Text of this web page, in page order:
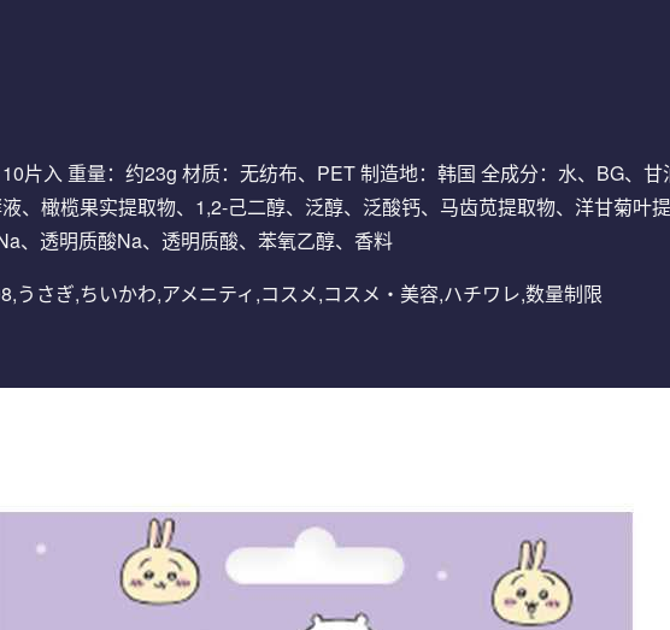
片入 重量：约23g 材质：无纺布、PET 制造地：韩国 全成分：水、BG、
、橄榄果实提取物、1,2-己二醇、泛醇、泛酸钙、马齿苋提取物、洋甘菊叶
、透明质酸Na、透明质酸、苯氧乙醇、香料
うさぎ,ちいかわ,アメニティ,コスメ,コスメ・美容,ハチワレ,数量制限